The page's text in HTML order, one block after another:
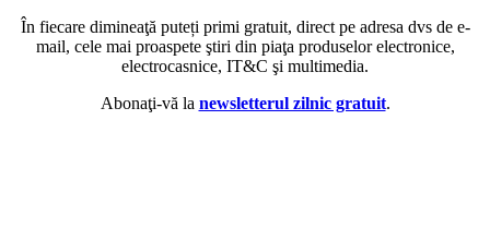
În fiecare dimineaţă puteți primi gratuit, direct pe adresa dvs de e-
mail, cele mai proaspete ştiri din piaţa produselor electronice,
electrocasnice, IT&C şi multimedia.
Abonaţi-vă la newsletterul zilnic gratuit.